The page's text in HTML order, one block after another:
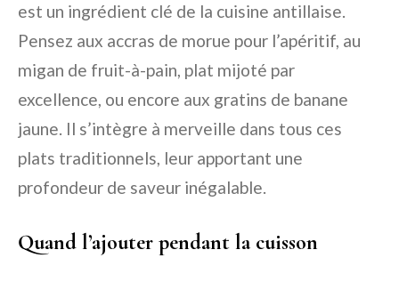
est un ingrédient clé de la cuisine antillaise.
Pensez aux accras de morue pour l’apéritif, au
migan de fruit-à-pain, plat mijoté par
excellence, ou encore aux gratins de banane
jaune. Il s’intègre à merveille dans tous ces
plats traditionnels, leur apportant une
profondeur de saveur inégalable.
Quand l’ajouter pendant la cuisson